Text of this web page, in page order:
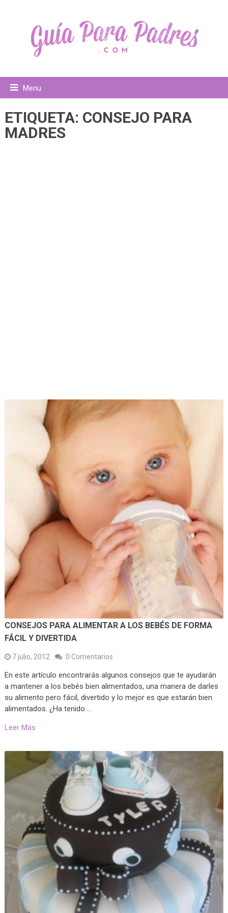
Menu
ETIQUETA: CONSEJO PARA
MADRES
CONSEJOS PARA ALIMENTAR A LOS BEBÉS DE FORMA
FÁCIL Y DIVERTIDA
7 julio, 2012 0 Comentarios
En este artículo encontrarás algunos consejos que te ayudarán
a mantener a los bebés bien alimentados, una manera de darles
su alimento pero fácil, divertido y lo mejor es que estarán bien
alimentados. ¿Ha tenido …
Leer Más